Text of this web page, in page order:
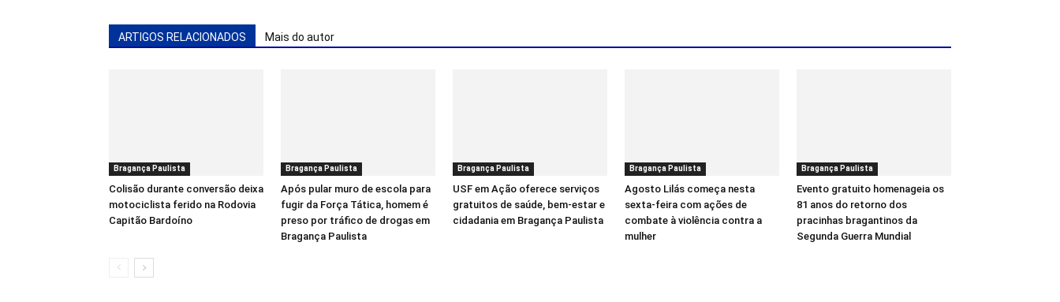
ARTIGOS RELACIONADOS Mais do autor
Bragança Paulista
Colisão durante conversão deixa
motociclista ferido na Rodovia
Capitão Bardoíno
Bragança Paulista
Após pular muro de escola para
fugir da Força Tática, homem é
preso por tráfico de drogas em
Bragança Paulista
Bragança Paulista
USF em Ação oferece serviços
gratuitos de saúde, bem-estar e
cidadania em Bragança Paulista
Bragança Paulista
Agosto Lilás começa nesta
sexta-feira com ações de
combate à violência contra a
mulher
Bragança Paulista
Evento gratuito homenageia os
81 anos do retorno dos
pracinhas bragantinos da
Segunda Guerra Mundial